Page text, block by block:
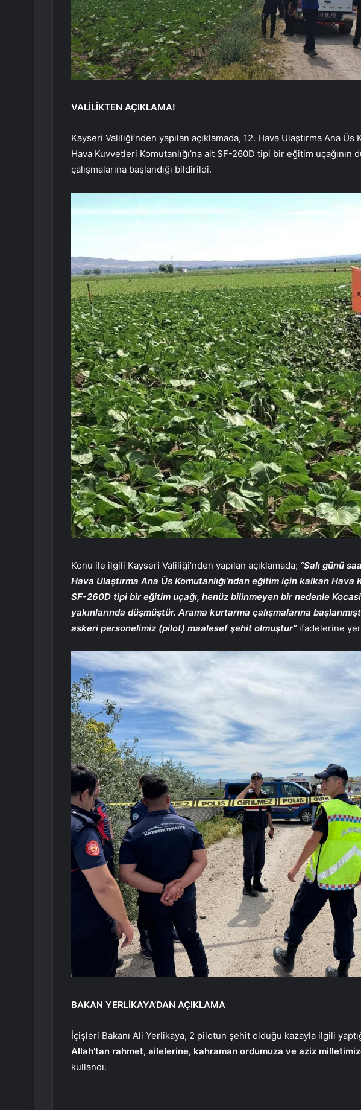
VALİLİKTEN AÇIKLAMA!
Kayseri Valiliği’nden yapılan açıklamada, 12. Hava Ulaştırma Ana
Hava Kuvvetleri Komutanlığı’na ait SF-260D tipi bir eğitim
çalışmalarına başlandığı bildirildi.
Konu ile ilgili Kayseri Valiliği’nden yapılan açıklamada; “Salı günü
Hava Ulaştırma Ana Üs Komutanlığı’ndan eğitim için kalkan Hava
SF-260D tipi bir eğitim uçağı, henüz bilinmeyen bir nedenle
yakınlarında düşmüştür. Arama kurtarma çalışmalarına
askeri personelimiz (pilot) maalesef şehit olmuştur” ifadelerine
BAKAN YERLİKAYA’DAN AÇIKLAMA
İçişleri Bakanı Ali Yerlikaya, 2 pilotun şehit olduğu kazayla ilgili
Allah’tan rahmet, ailelerine, kahraman ordumuza ve aziz
kullandı.